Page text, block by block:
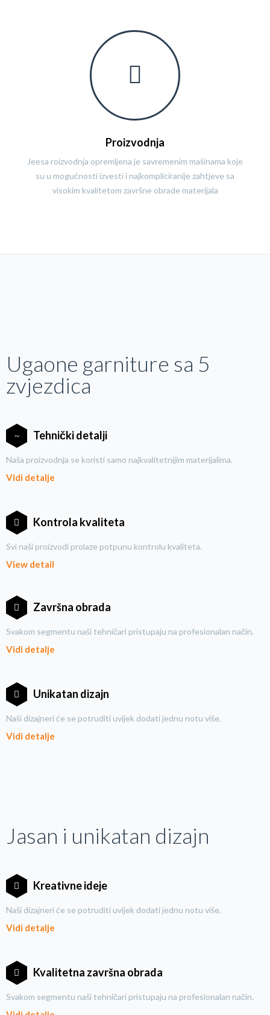
Proizvodnja
Jeesa roizvodnja opremljena je savremenim mašinama koje
su u mogućnosti izvesti i najkompliciranije zahtjeve sa
visokim kvalitetom završne obrade materijala
Ugaone garniture sa 5
zvjezdica
Tehnički detalji
Naša proizvodnja se koristi samo najkvalitetnijim materijalima.
Vidi detalje
Kontrola kvaliteta
Svi naši proizvodi prolaze potpunu kontrolu kvaliteta.
View detail
Završna obrada
Svakom segmentu naši tehničari pristupaju na profesionalan način.
Vidi detalje
Unikatan dizajn
Naši dizajneri će se potruditi uvijek dodati jednu notu više.
Vidi detalje
Jasan i unikatan dizajn
Kreativne ideje
Naši dizajneri će se potruditi uvijek dodati jednu notu više.
Vidi detalje
Kvalitetna završna obrada
Svakom segmentu naši tehničari pristupaju na profesionalan način.